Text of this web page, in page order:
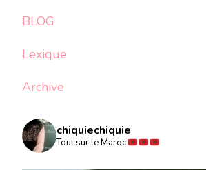
BLOG
Lexique
Archive
chiquiechiquie
Tout sur le Maroc